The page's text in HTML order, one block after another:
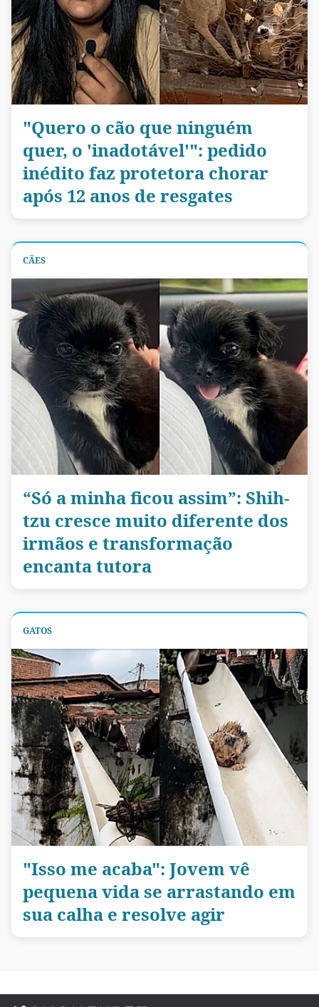
"Quero o cão que ninguém
quer, o 'inadotável'": pedido
inédito faz protetora chorar
após 12 anos de resgates
CÃES
“Só a minha ficou assim”: Shih-
tzu cresce muito diferente dos
irmãos e transformação
encanta tutora
GATOS
"Isso me acaba": Jovem vê
pequena vida se arrastando em
sua calha e resolve agir